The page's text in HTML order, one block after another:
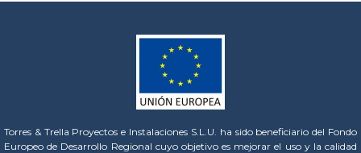
Torres & Trella Proyectos e Instalaciones S.L.U. ha sido beneficiario del Fondo
Europeo de Desarrollo Regional cuyo objetivo es mejorar el uso y la calidad